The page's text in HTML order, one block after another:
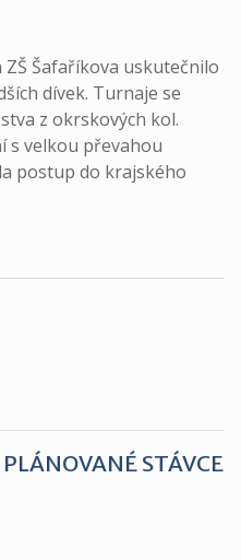
ZŠ Šafaříkova uskutečnilo
dívek. Turnaje se
z okrskových kol.
s velkou převahou
postup do krajského
STÁVCE